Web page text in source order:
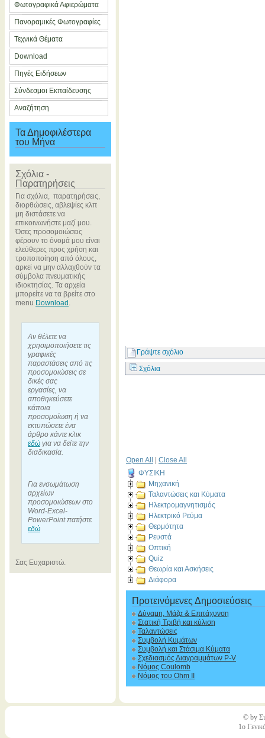
Φωτογραφικά Αφιερώματα
Πανοραμικές Φωτογραφίες
Τεχνικά Θέματα
Download
Πηγές Ειδήσεων
Σύνδεσμοι Εκπαίδευσης
Αναζήτηση
Τα Δημοφιλέστερα
του Μήνα
Σχόλια -
Παρατηρήσεις
Για σχόλια, παρατηρήσεις,
διορθώσεις, αβλεψίες κλπ
μη διστάσετε να
επικοινωνήστε μαζί μου.
Όσες προσομοιώσεις
φέρουν το όνομά μου είναι
ελεύθερες προς χρήση και
τροποποίηση από όλους,
αρκεί να μην αλλαχθούν τα
σύμβολα πνευματικής
ιδιοκτησίας. Τα αρχεία
μπορείτε να τα βρείτε στο
menu Download .
Αν θέλετε να
χρησιμοποιήσετε τις
γραφικές
παραστάσεις από τις
προσομοιώσεις σε
δικές σας
εργασίες, να
αποθηκεύσετε
κάποια
προσομοίωση ή να
εκτυπώσετε ένα
άρθρο κάντε κλικ
εδώ για να δείτε την
διαδικασία.
Για ενσωμάτωση
αρχείων
προσομοιώσεων στο
Word-Excel-
PowerPoint πατήστε
εδώ
Σας Ευχαριστώ.
Γράψτε σχόλιο
Σχόλια
Open All
Close All
ΦΥΣΙΚΗ
Μηχανική
Ταλαντώσεις και Κύματα
Ηλεκτρομαγνητισμός
Ηλεκτρικό Ρεύμα
Θερμότητα
Ρευστά
Οπτική
Quiz
Θεωρία και Ασκήσεις
Διάφορα
Προτεινόμενες Δημοσιεύσεις
Δύναμη, Μάζα & Επιτάχυνση
Στατική Τριβή και κύλιση
Ταλαντώσεις
Συμβολή Κυμάτων
Συμβολή και Στάσιμα Κύματα
Σχεδιασμός Διαγραμμάτων P-V
Νόμος Coulomb
Νόμος του Ohm II
© by
1ο